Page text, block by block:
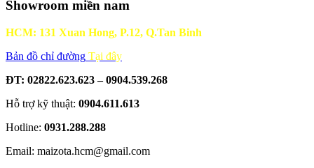
Showroom miền nam
HCM: 131 Xuan Hong, P.12, Q.Tan Binh
Bản đồ chỉ đường Tại đây
ĐT: 02822.623.623 – 0904.539.268
Hỗ trợ kỹ thuật: 0904.611.613
Hotline: 0931.288.288
Email: maizota.hcm@gmail.com